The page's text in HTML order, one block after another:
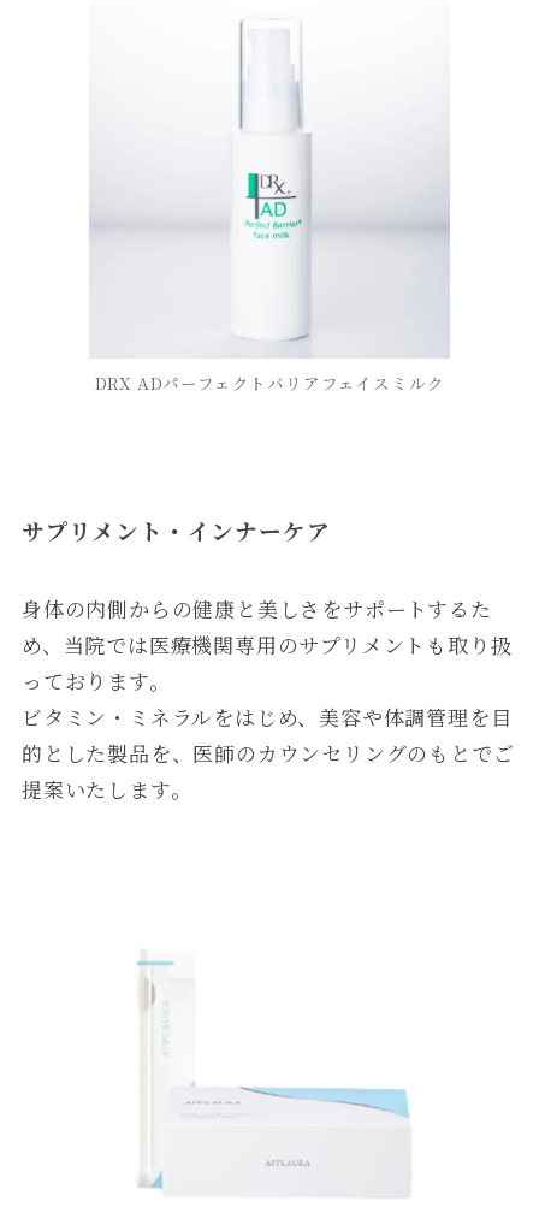
DRX ADパーフェクトバリアフェイスミルク
サプリメント・インナーケア
身体の内側からの健康と美しさをサポートするた
め、当院では医療機関専用のサプリメントも取り扱
っております。
ビタミン・ミネラルをはじめ、美容や体調管理を目
的とした製品を、医師のカウンセリングのもとでご
提案いたします。